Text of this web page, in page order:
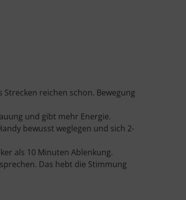
reichen schon. Bewegung
und gibt mehr Energie.
bewusst weglegen und sich 2-
als 10 Minuten Ablenkung.
Das hebt die Stimmung